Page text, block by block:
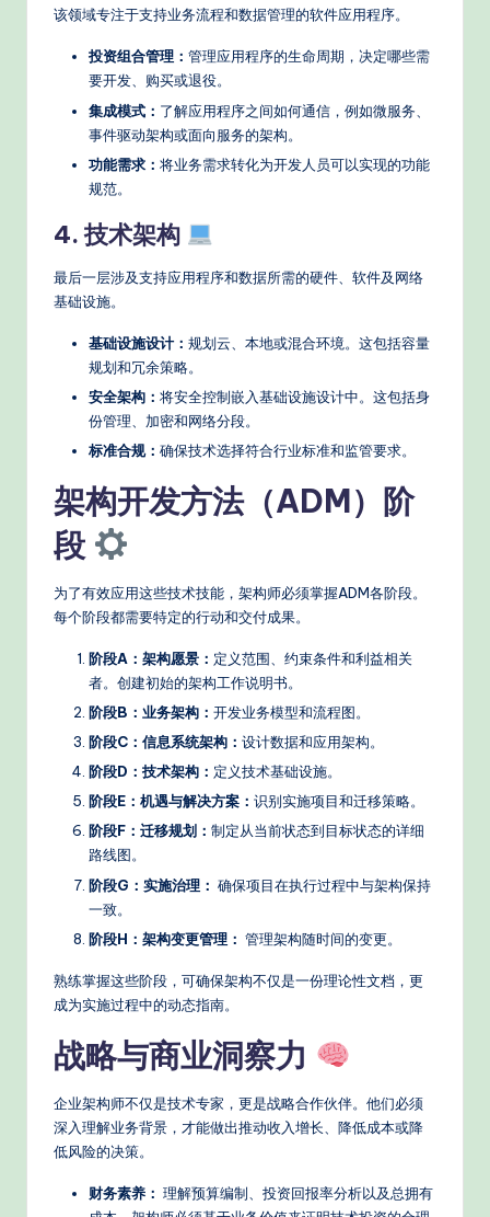
该领域专注于支持业务流程和数据管理的软件应用程序。
投资组合管理： 管理应用程序的生命周期，决定哪些需
要开发、购买或退役。
集成模式： 了解应用程序之间如何通信，例如微服务、
事件驱动架构或面向服务的架构。
功能需求： 将业务需求转化为开发人员可以实现的功能
规范。
4. 技术架构
最后一层涉及支持应用程序和数据所需的硬件、软件及网络
基础设施。
基础设施设计： 规划云、本地或混合环境。这包括容量
规划和冗余策略。
安全架构： 将安全控制嵌入基础设施设计中。这包括身
份管理、加密和网络分段。
标准合规： 确保技术选择符合行业标准和监管要求。
架构开发方法（ADM）阶
段
为了有效应用这些技术技能，架构师必须掌握ADM各阶段。
每个阶段都需要特定的行动和交付成果。
阶段A：架构愿景： 定义范围、约束条件和利益相关
者。创建初始的架构工作说明书。
阶段B：业务架构： 开发业务模型和流程图。
阶段C：信息系统架构： 设计数据和应用架构。
阶段D：技术架构： 定义技术基础设施。
阶段E：机遇与解决方案： 识别实施项目和迁移策略。
阶段F：迁移规划： 制定从当前状态到目标状态的详细
路线图。
阶段G：实施治理： 确保项目在执行过程中与架构保持
一致。
阶段H：架构变更管理： 管理架构随时间的变更。
熟练掌握这些阶段，可确保架构不仅是一份理论性文档，更
成为实施过程中的动态指南。
战略与商业洞察力
企业架构师不仅是技术专家，更是战略合作伙伴。他们必须
深入理解业务背景，才能做出推动收入增长、降低成本或降
低风险的决策。
财务素养： 理解预算编制、投资回报率分析以及总拥有